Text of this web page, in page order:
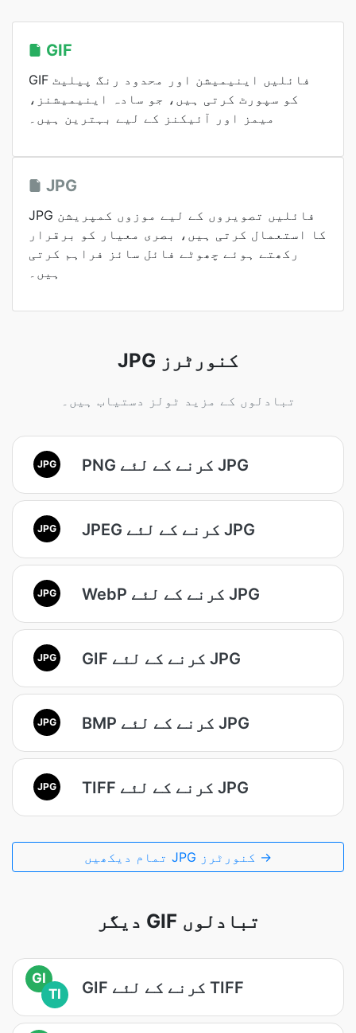
GIF
GIF فائلیں اینیمیشن اور محدود رنگ پیلیٹ
کو سپورٹ کرتی ہیں، جو سادہ اینیمیشنز،
میمز اور آئیکنز کے لیے بہترین ہیں۔
JPG
JPG فائلیں تصویروں کے لیے موزوں کمپریشن
کا استعمال کرتی ہیں، بصری معیار کو برقرار
رکھتے ہوئے چھوٹے فائل سائز فراہم کرتی
ہیں۔
JPG کنورٹرز
تبادلوں کے مزید ٹولز دستیاب ہیں۔
JPG PNG کرنے کے لئے JPG
JPG JPEG کرنے کے لئے JPG
JPG WebP کرنے کے لئے JPG
JPG GIF کرنے کے لئے JPG
JPG BMP کرنے کے لئے JPG
JPG TIFF کرنے کے لئے JPG
تمام دیکھیں JPG کنورٹرز →
دیگر GIF تبادلوں
GI
TI
GIF کرنے کے لئے TIFF